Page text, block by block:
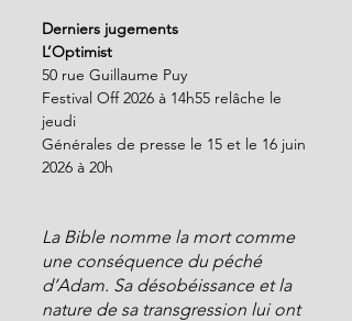
Derniers jugements
L’Optimist
50 rue Guillaume Puy
Festival Off 2026 à 14h55 relâche le
jeudi
Générales de presse le 15 et le 16 juin
2026 à 20h
La Bible nomme la mort comme
une conséquence du péché
d’Adam. Sa désobéissance et la
nature de sa transgression lui ont